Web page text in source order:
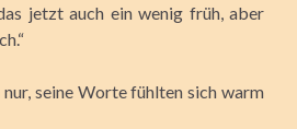
jetzt auch ein wenig früh, aber
seine Worte fühlten sich warm